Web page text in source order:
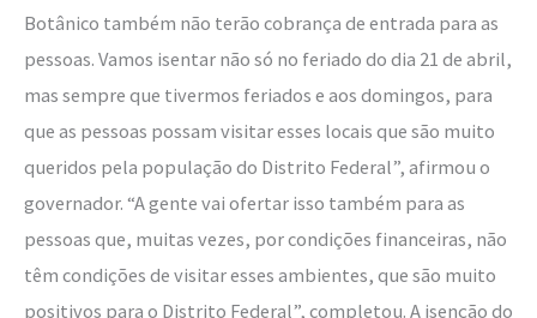
Botânico também não terão cobrança de entrada para as
pessoas. Vamos isentar não só no feriado do dia 21 de abril,
mas sempre que tivermos feriados e aos domingos, para
que as pessoas possam visitar esses locais que são muito
queridos pela população do Distrito Federal”, afirmou o
governador. “A gente vai ofertar isso também para as
pessoas que, muitas vezes, por condições financeiras, não
têm condições de visitar esses ambientes, que são muito
positivos para o Distrito Federal”, completou. A isenção do